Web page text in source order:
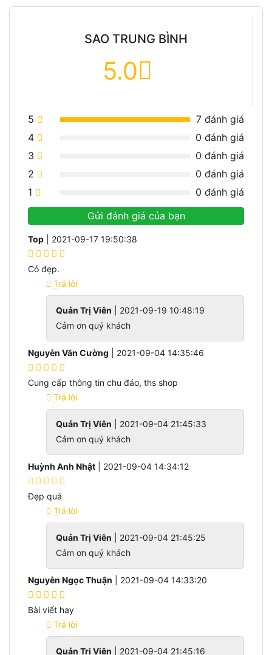
SAO TRUNG BÌNH
5.0
5 7 đánh giá
4
0 đánh giá
3
0 đánh giá
2
0 đánh giá
1
0 đánh giá
Gửi đánh giá của bạn
Top | 2021-09-17 19:50:38
Cỏ đẹp.
Trả lời
Quản Trị Viên | 2021-09-19 10:48:19
Cảm ơn quý khách
Nguyễn Văn Cường | 2021-09-04 14:35:46
Cung cấp thông tin chu đáo, ths shop
Trả lời
Quản Trị Viên | 2021-09-04 21:45:33
Cảm ơn quý khách
Huỳnh Anh Nhật | 2021-09-04 14:34:12
Đẹp quá
Trả lời
Quản Trị Viên | 2021-09-04 21:45:25
Cảm ơn quý khách
Nguyễn Ngọc Thuận | 2021-09-04 14:33:20
Bài viết hay
Trả lời
Quản Trị Viên | 2021-09-04 21:45:16